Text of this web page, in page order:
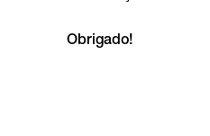
Obrigado!